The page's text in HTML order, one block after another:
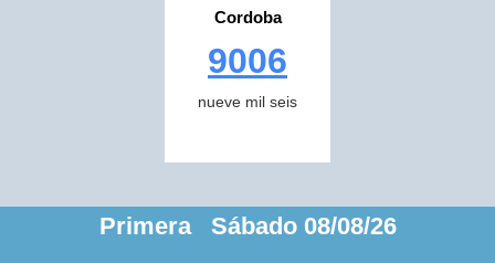
Cordoba
9006
nueve mil seis
Primera Sábado 08/08/26